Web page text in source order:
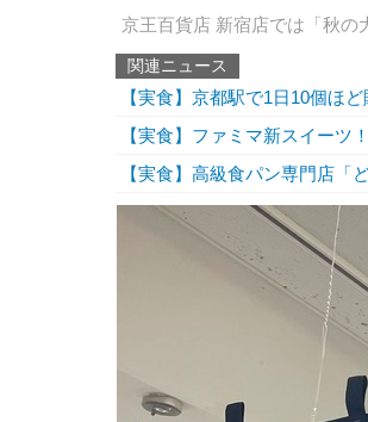
京王百貨店 新宿店では「秋の
関連ニュース
【実食】京都駅で1日10個ほ
【実食】ファミマ新スイーツ
【実食】高級食パン専門店「